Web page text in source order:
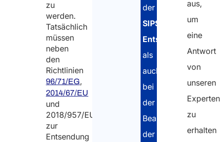
zu
werden.
Tatsächlich
müssen
neben
den
Richtlinien
96/71/EG,
2014/67/EU
und
2018/957/EU
zur
Entsendung
der
SIPSI-
Entsendemeldung
als
auch
bei
der
Beantragung
der
aus,
um
eine
Antwort
von
unseren
Experten
zu
erhalten